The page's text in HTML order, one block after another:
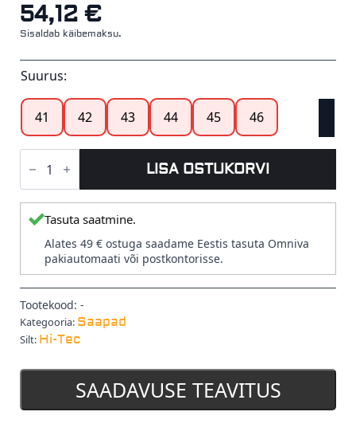
54,12 €
Sisaldab käibemaksu.
Suurus:
41 42 43 44 45 46
ALMAS
Mid
Saapad
Black
(Hi-
Tec)
kogus
LISA OSTUKORVI
Tasuta saatmine.
Alates 49 € ostuga saadame Eestis tasuta Omniva
pakiautomaati või postkontorisse.
Tootekood: -
Kategooria: Saapad
Silt: Hi-Tec
SAADAVUSE TEAVITUS